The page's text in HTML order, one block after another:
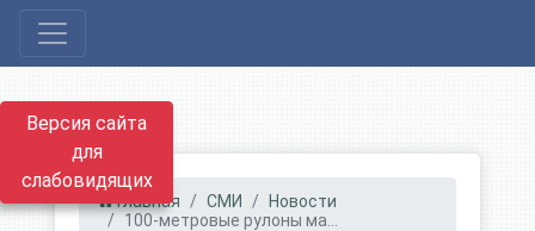
Версия сайта
для
слабовидящих
Главная СМИ
Новости
100-метровые рулоны ма...